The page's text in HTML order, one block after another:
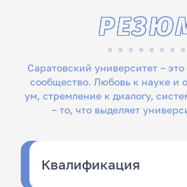
Саратовский университет –
сообщество. Любовь к науке и
ум, стремление к диалогу, системность и трудолюбие
– то, что выделяет
Квалификация